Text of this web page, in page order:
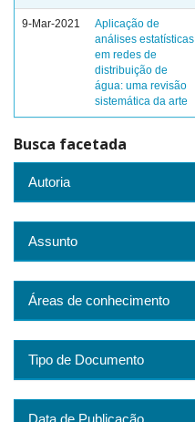
9-Mar-2021
Aplicação de
análises estatísticas
em redes de
distribuição de
água: uma revisão
sistemática da arte
Busca facetada
Autoria
Assunto
Áreas de conhecimento
Tipo de Documento
Data de Publicação